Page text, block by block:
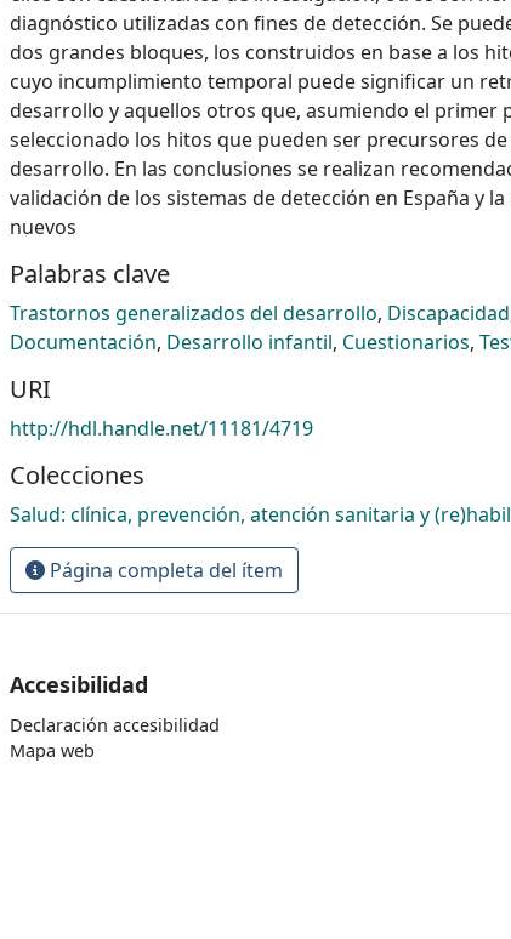
diagnóstico utilizadas con fines de detección. Se
dos grandes bloques, los construidos en base a los
cuyo incumplimiento temporal puede significar un
desarrollo y aquellos otros que, asumiendo el primer
seleccionado los hitos que pueden ser precursores
desarrollo. En las conclusiones se realizan
validación de los sistemas de detección en España y
nuevos
Palabras clave
Trastornos generalizados del desarrollo, Discapacidad
Documentación, Desarrollo infantil, Cuestionarios,
URI
http://hdl.handle.net/11181/4719
Colecciones
Salud: clínica, prevención, atención sanitaria y
Página completa del ítem
Accesibilidad
Declaración accesibilidad
Mapa web